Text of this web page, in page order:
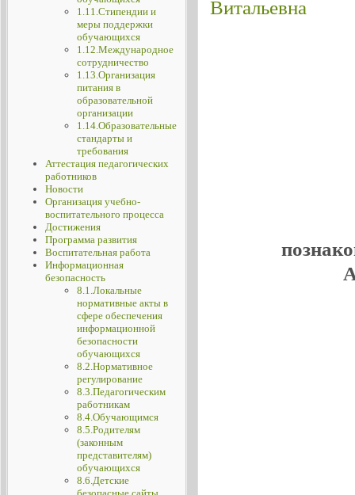
1.11.Стипендии и
меры поддержки
обучающихся
1.12.Международное
сотрудничество
1.13.Организация
питания в
образовательной
организации
1.14.Образовательные
стандарты и
требования
Аттестация педагогических
работников
Новости
Организация учебно-
воспитательного процесса
Достижения
Программа развития
Воспитательная работа
Информационная
безопасность
8.1.Локальные
нормативные акты в
сфере обеспечения
информационной
безопасности
обучающихся
8.2.Нормативное
регулирование
8.3.Педагогическим
работникам
8.4.Обучающимся
8.5.Родителям
(законным
представителям)
обучающихся
8.6.Детские